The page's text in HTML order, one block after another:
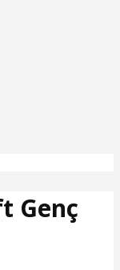
Genç